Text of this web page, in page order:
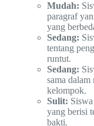
Mudah:
paragraf
yang
Sedang:
tentang
runtut.
Sedang:
sama dalam
kelompok.
Sulit:
yang berisi
bakti.